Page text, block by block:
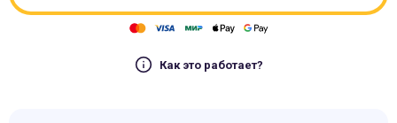
Как это работает?